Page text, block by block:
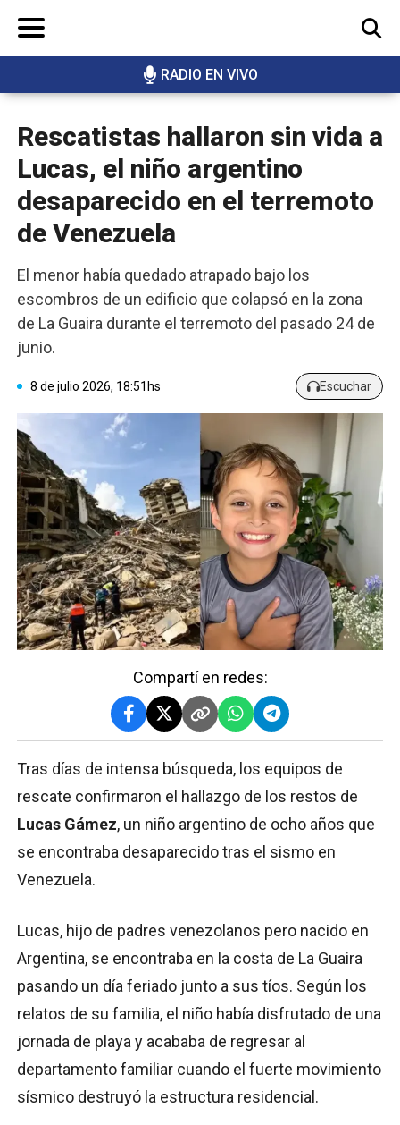
RADIO EN VIVO
BUSCAR
Rescatistas hallaron sin vida a
Lucas, el niño argentino
desaparecido en el terremoto
de Venezuela
El menor había quedado atrapado bajo los
escombros de un edificio que colapsó en la zona
de La Guaira durante el terremoto del pasado 24 de
junio.
8 de julio 2026, 18:51hs Escuchar
Compartí en redes:
Tras días de intensa búsqueda, los equipos de
rescate confirmaron el hallazgo de los restos de
Lucas Gámez, un niño argentino de ocho años que
se encontraba desaparecido tras el sismo en
Venezuela.
Lucas, hijo de padres venezolanos pero nacido en
Argentina, se encontraba en la costa de La Guaira
pasando un día feriado junto a sus tíos. Según los
relatos de su familia, el niño había disfrutado de una
jornada de playa y acababa de regresar al
departamento familiar cuando el fuerte movimiento
sísmico destruyó la estructura residencial.